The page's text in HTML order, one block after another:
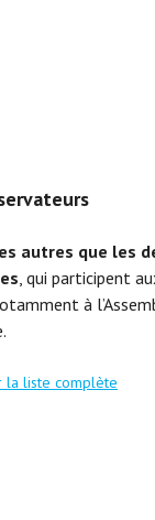
autres que les
, qui participent
à
la liste complète